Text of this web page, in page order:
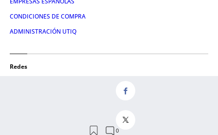
CONDICIONES DE COMPRA
ADMINISTRACIÓN UTIQ
Redes